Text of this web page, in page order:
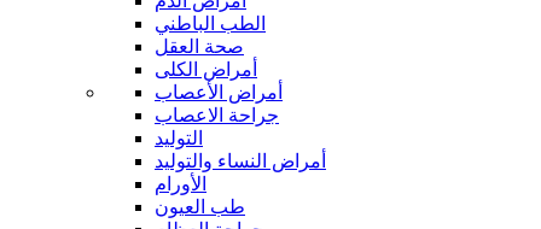
الطب الباطني
صحة العقل
أمراض الكلى
أمراض الأعصاب
جراحة الاعصاب
التوليد
أمراض النساء والتوليد
الأورام
طب العيون